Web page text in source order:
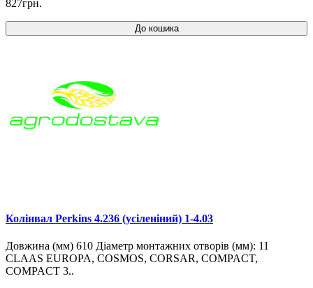
827грн.
До кошика
Колінвал Perkins 4.236 (усіленіний) 1-4.03
Довжина (мм) 610 Діаметр монтажних отворів (мм): 11
CLAAS EUROPA, COSMOS, CORSAR, COMPACT,
COMPACT 3..